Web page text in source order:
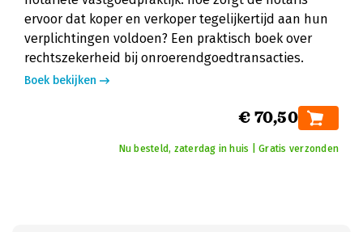
ervoor dat koper en verkoper tegelijkertijd aan hun
verplichtingen voldoen? Een praktisch boek over
rechtszekerheid bij onroerendgoedtransacties.
Boek bekijken
€ 70,50
Nu besteld, zaterdag in huis | Gratis verzonden